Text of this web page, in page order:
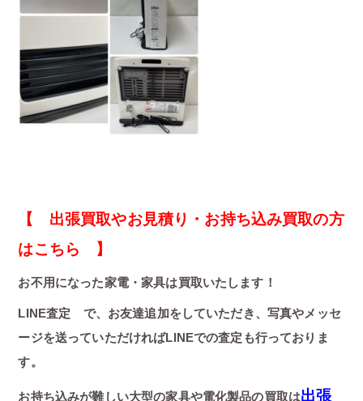
【 出張買取やお見積り・お持ち込み買取の方
はこちら 】
お不用になった家電・家具は買取いたします！
LINE査定 で、お友達追加をしていただき、写真やメッセ
ージを送っていただければLINEでの査定も行っておりま
す。
お持ち込みが難しい大型の家具や電化製品の買取は出張